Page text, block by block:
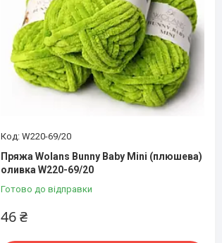
W220-69/20
Пряжа Wolans Bunny Baby Mini (плюшева)
оливка W220-69/20
Готово до відправки
46 ₴